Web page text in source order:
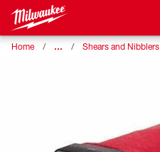
Home … Shears and Nibblers